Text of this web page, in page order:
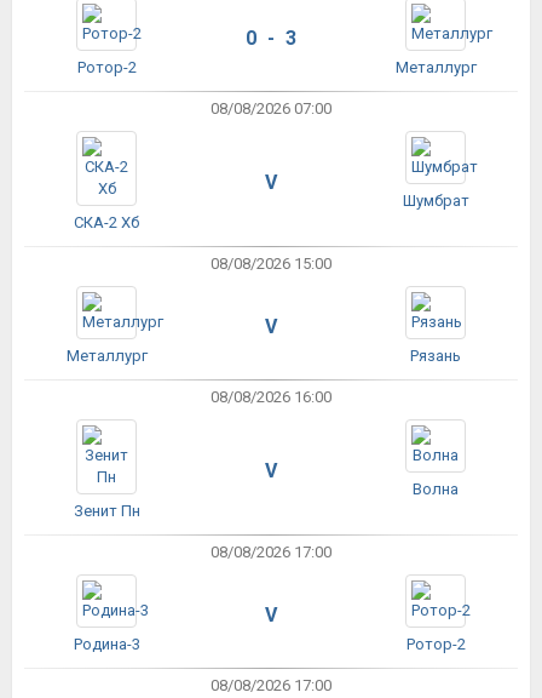
Ротор-2
0 - 3
Металлург
08/08/2026 07:00
СКА-2 Хб
V
Шумбрат
08/08/2026 15:00
Металлург
V
Рязань
08/08/2026 16:00
Зенит Пн
V
Волна
08/08/2026 17:00
Родина-3
V
Ротор-2
08/08/2026 17:00